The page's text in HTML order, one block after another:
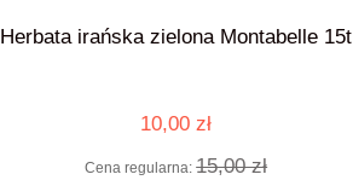
Herbata irańska zielona Montabelle 15t
10,00 zł
Cena regularna:15,00 zł